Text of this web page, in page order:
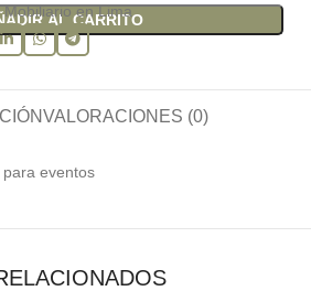
AL CARRITO
Mobiliario en Lima
VALORACIONES (0)
eventos